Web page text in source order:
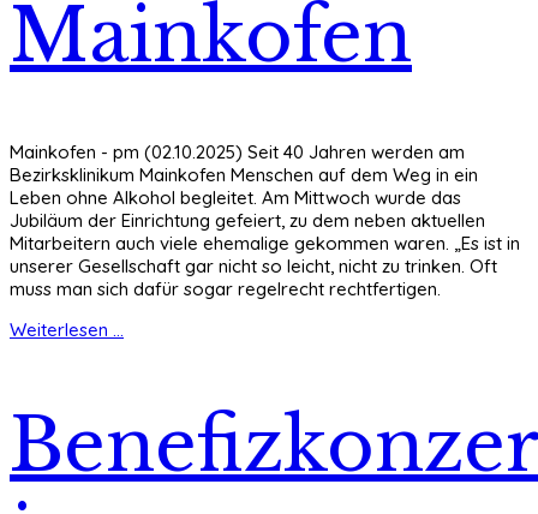
Mainkofen
Mainkofen - pm (02.10.2025) Seit 40 Jahren werden am
Bezirksklinikum Mainkofen Menschen auf dem Weg in ein
Leben ohne Alkohol begleitet. Am Mittwoch wurde das
Jubiläum der Einrichtung gefeiert, zu dem neben aktuellen
Mitarbeitern auch viele ehemalige gekommen waren. „Es ist in
unserer Gesellschaft gar nicht so leicht, nicht zu trinken. Oft
muss man sich dafür sogar regelrecht rechtfertigen.
Weiterlesen ...